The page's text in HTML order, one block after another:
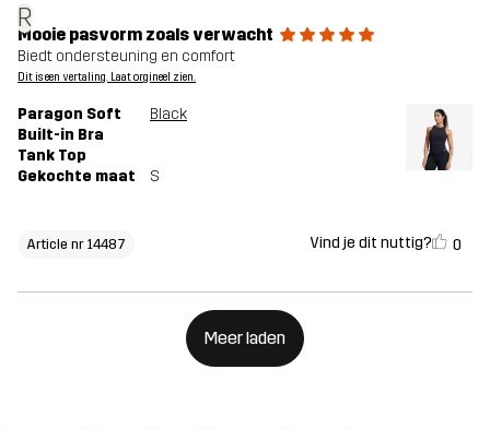
R
Mooie pasvorm zoals verwacht
Biedt ondersteuning en comfort
Dit is een vertaling. Laat orgineel zien.
Paragon Soft
Built-in Bra
Tank Top
Black
Gekochte maat S
Article nr 14487 Vind je dit nuttig? 0
Meer laden